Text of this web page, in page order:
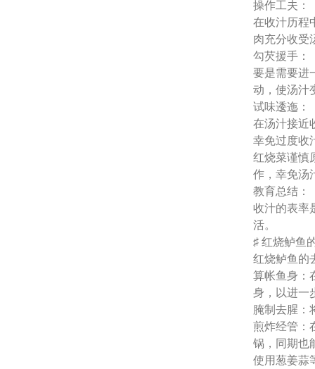
操作工夫：
在收汁历程
肉充分收受
勾芡援手：
要是需要进
动，使汤汁
试味逶迤：
在汤汁接近
幸免过度收
红烧菜谨慎
作，幸免汤
教育总结：
收汁的表率
活。
♯ 红烧鲈鱼
红烧鲈鱼的
算帐鱼身：
身，以进一
腌制去腥：
煎炸经管：
锅，同期也
使用葱姜蒜